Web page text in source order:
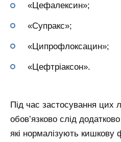
«Цефалексин»;
«Супракс»;
«Ципрофлоксацин»;
«Цефтріаксон».
Під час застосування цих
обов’язково слід
які нормалізують кишкову